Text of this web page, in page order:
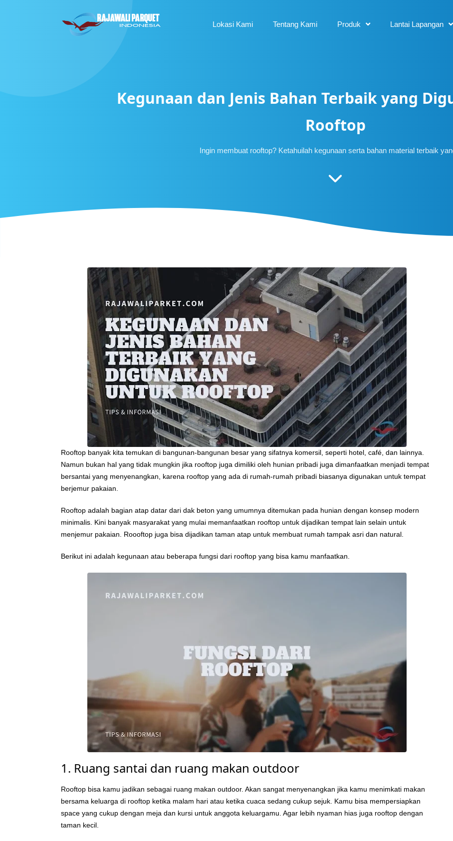
Lokasi Kami Tentang Kami Produk Lantai Lapangan
Kegunaan dan Jenis Bahan Terbaik yang
Rooftop
Ingin membuat rooftop? Ketahuilah kegunaan serta bahan material terbaik
Rooftop banyak kita temukan di bangunan-bangunan besar yang sifatnya komersil, seperti hotel, café, dan lainnya.
Namun bukan hal yang tidak mungkin jika rooftop juga dimiliki oleh hunian pribadi juga dimanfaatkan menjadi tempat
bersantai yang menyenangkan, karena rooftop yang ada di rumah-rumah pribadi biasanya digunakan untuk tempat
berjemur pakaian.
Rooftop adalah bagian atap datar dari dak beton yang umumnya ditemukan pada hunian dengan konsep modern
minimalis. Kini banyak masyarakat yang mulai memanfaatkan rooftop untuk dijadikan tempat lain selain untuk
menjemur pakaian. Roooftop juga bisa dijadikan taman atap untuk membuat rumah tampak asri dan natural.
Berikut ini adalah kegunaan atau beberapa fungsi dari rooftop yang bisa kamu manfaatkan.
1. Ruang santai dan ruang makan outdoor
Rooftop bisa kamu jadikan sebagai ruang makan outdoor. Akan sangat menyenangkan jika kamu menimkati makan
bersama keluarga di rooftop ketika malam hari atau ketika cuaca sedang cukup sejuk. Kamu bisa mempersiapkan
space yang cukup dengan meja dan kursi untuk anggota keluargamu. Agar lebih nyaman hias juga rooftop dengan
taman kecil.